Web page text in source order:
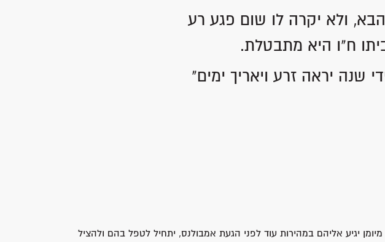
ולא יקרה לו שום פגע רע
ח"ו היא מתבטלת.
שנה יראה זרע ויאריך ימים"
יגיע אליהם במהירות עוד לפני הגעת אמבולנס, יתחיל לטפל בהם ולהציל